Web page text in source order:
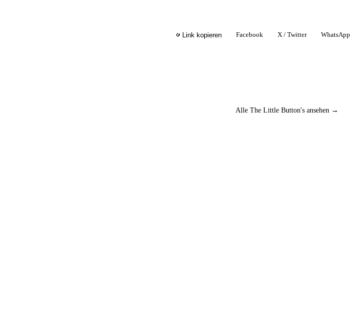
Link kopieren Facebook X / Twitter WhatsApp
Alle The Little Button's ansehen →